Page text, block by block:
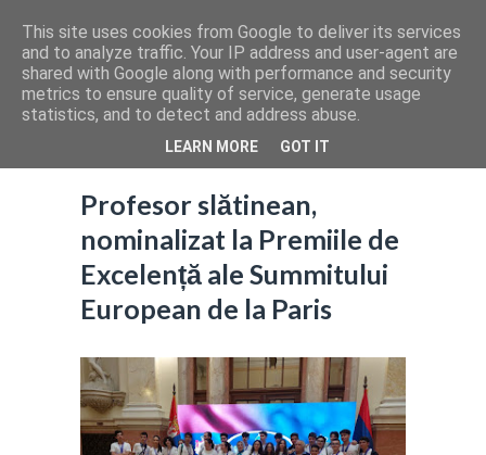
Profesor slătinean,
nominalizat la Premiile de
Excelență ale Summitului
European de la Paris
This site uses cookies from Google to deliver its services
and to analyze traffic. Your IP address and user-agent are
shared with Google along with performance and security
metrics to ensure quality of service, generate usage
statistics, and to detect and address abuse.
LEARN MORE GOT IT